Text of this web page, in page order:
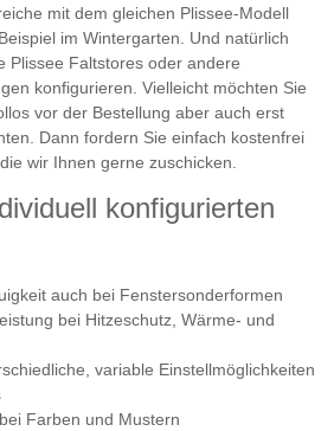
mit dem gleichen Plissee-Modell
im Wintergarten. Und natürlich
Plissee Faltstores oder andere
konfigurieren. Vielleicht möchten Sie
vor der Bestellung aber auch erst
Dann fordern Sie einfach kostenfrei
wir Ihnen gerne zuschicken.
konfigurierten
auch bei Fenstersonderformen
bei Hitzeschutz, Wärme- und
variable Einstellmöglichkeiten
Farben und Mustern